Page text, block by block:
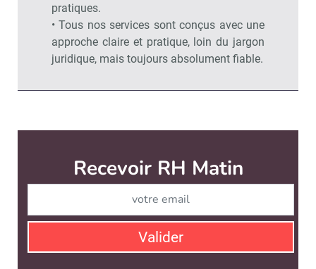
pratiques.
• Tous nos services sont conçus avec une
approche claire et pratique, loin du jargon
juridique, mais toujours absolument fiable.
RH Matin est édité par
News Tank RH